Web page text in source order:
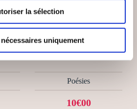
la sélection
uniquement
AD APOLOGUM
Poésies
10€00